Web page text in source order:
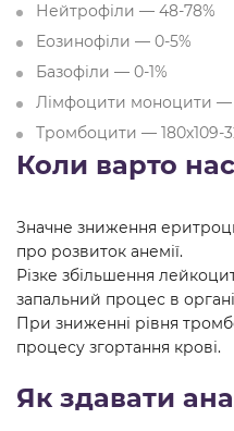
Нейтрофіли — 48-78%
Еозинофіли — 0-5%
Базофіли — 0-1%
Лімфоцити моноцити —
Тромбоцити — 180х109-
Коли варто
Значне зниження
про розвиток анемії.
Різке збільшення
запальний процес в
При зниженні рівня
процесу згортання крові.
Як здавати